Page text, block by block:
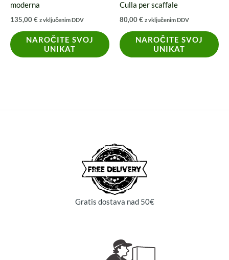
moderna
135,00€ z vključenim DDV
NAROČITE SVOJ
UNIKAT
Culla per scaffale
80,00€ z vključenim DDV
NAROČITE SVOJ
UNIKAT
Gratis dostava nad 50€